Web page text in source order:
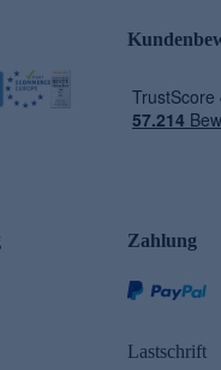
Zahlung
Lastschrift